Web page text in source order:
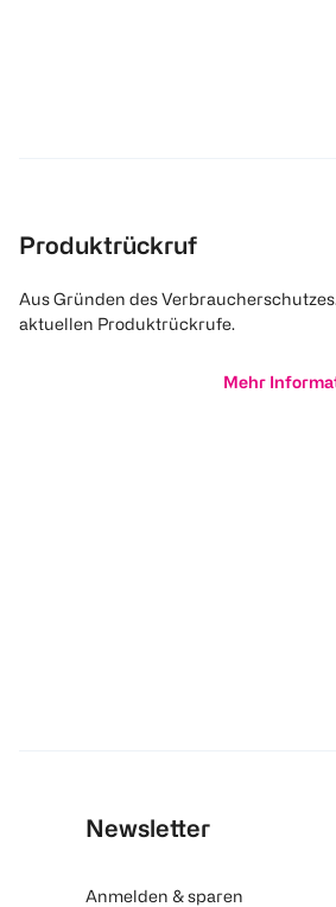
Produktrückruf
Aus Gründen des
aktuellen Produktrückrufe.
Mehr
Newsletter
Anmelden & sparen